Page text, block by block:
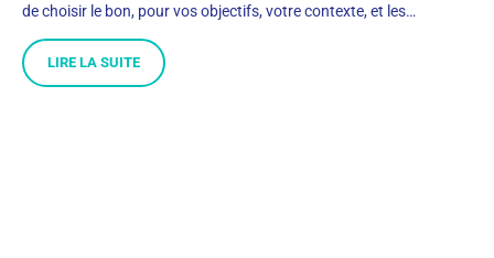
de choisir le bon, pour vos objectifs, votre contexte, et les…
LIRE LA SUITE